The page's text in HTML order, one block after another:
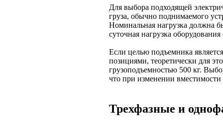
Для выбора подходящей
груза, обычно поднимаемого
Номинальная нагрузка должна
суточная нагрузка
Если целью подъемника
позициями, теоретически для
грузоподъемностью 500 кг.
что при изменении
Трехфазные и